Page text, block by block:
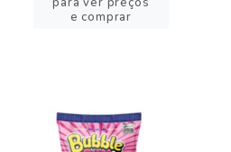
e comprar